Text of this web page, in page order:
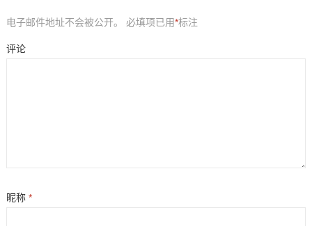
电子邮件地址不会被公开。 必填项已用*标注
评论
昵称 *